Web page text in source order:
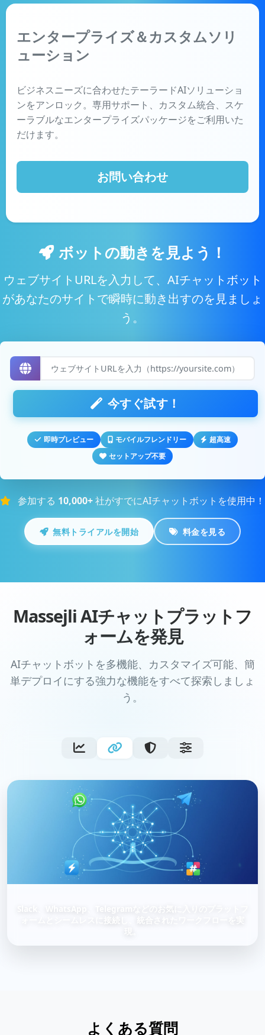
ューション
ンをアンロック。専用サポート、カスタム統合、スケ
ーラブルなエンタープライズパッケージをご利用いた
だけます。
お問い合わせ
ウェブサイトURLを入力して、AIチャットボット
があなたのサイトで瞬時に動き出すのを見ましょ
う。
今すぐ試す！
即時プレビュー モバイルフレンドリー
超高速
セットアップ不要
ォームを発見
AIチャットボットを多機能、カスタマイズ可能、簡
単デプロイにする強力な機能をすべて探索しましょ
う。